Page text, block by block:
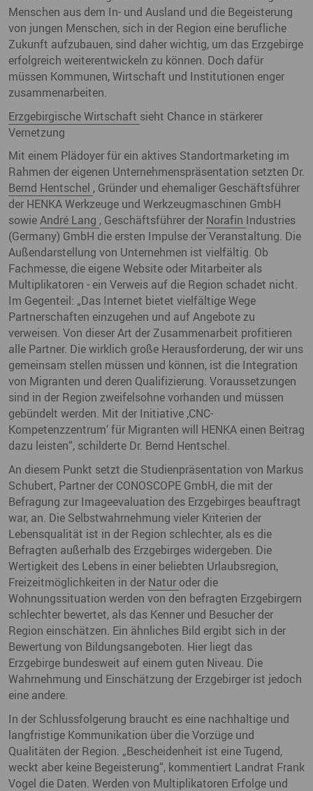
Menschen aus dem In- und Ausland und die Begeisterung
von jungen Menschen, sich in der Region eine berufliche
Zukunft aufzubauen, sind daher wichtig, um das Erzgebirge
erfolgreich weiterentwickeln zu können. Doch dafür
müssen Kommunen, Wirtschaft und Institutionen enger
zusammenarbeiten.
Erzgebirgische Wirtschaft sieht Chance in stärkerer
Vernetzung
Mit einem Plädoyer für ein aktives Standortmarketing im
Rahmen der eigenen Unternehmenspräsentation setzten Dr.
Bernd Hentschel , Gründer und ehemaliger Geschäftsführer
der HENKA Werkzeuge und Werkzeugmaschinen GmbH
sowieAndré Lang , Geschäftsführer der Norafin Industries
(Germany) GmbH die ersten Impulse der Veranstaltung. Die
Außendarstellung von Unternehmen ist vielfältig. Ob
Fachmesse, die eigene Website oder Mitarbeiter als
Multiplikatoren - ein Verweis auf die Region schadet nicht.
Im Gegenteil: „Das Internet bietet vielfältige Wege
Partnerschaften einzugehen und auf Angebote zu
verweisen. Von dieser Art der Zusammenarbeit profitieren
alle Partner. Die wirklich große Herausforderung, der wir uns
gemeinsam stellen müssen und können, ist die Integration
von Migranten und deren Qualifizierung. Voraussetzungen
sind in der Region zweifelsohne vorhanden und müssen
gebündelt werden. Mit der Initiative ‚CNC-
Kompetenzzentrum‘ für Migranten will HENKA einen Beitrag
dazu leisten“, schilderte Dr. Bernd Hentschel.
An diesem Punkt setzt die Studienpräsentation von Markus
Schubert, Partner der CONOSCOPE GmbH, die mit der
Befragung zur Imageevaluation des Erzgebirges beauftragt
war, an. Die Selbstwahrnehmung vieler Kriterien der
Lebensqualität ist in der Region schlechter, als es die
Befragten außerhalb des Erzgebirges widergeben. Die
Wertigkeit des Lebens in einer beliebten Urlaubsregion,
Freizeitmöglichkeiten in der Natur oder die
Wohnungssituation werden von den befragten Erzgebirgern
schlechter bewertet, als das Kenner und Besucher der
Region einschätzen. Ein ähnliches Bild ergibt sich in der
Bewertung von Bildungsangeboten. Hier liegt das
Erzgebirge bundesweit auf einem guten Niveau. Die
Wahrnehmung und Einschätzung der Erzgebirger ist jedoch
eine andere.
In der Schlussfolgerung braucht es eine nachhaltige und
langfristige Kommunikation über die Vorzüge und
Qualitäten der Region. „Bescheidenheit ist eine Tugend,
weckt aber keine Begeisterung“, kommentiert Landrat Frank
Vogel die Daten. Werden von Multiplikatoren Erfolge und